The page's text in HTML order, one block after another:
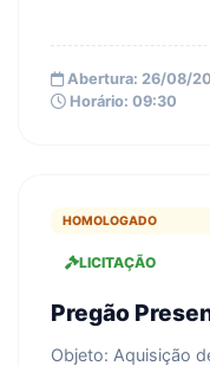
Abertura: 26/08/
Horário: 09:30
HOMOLOGADO
LICITAÇÃO
Pregão
Objeto: Aquisição